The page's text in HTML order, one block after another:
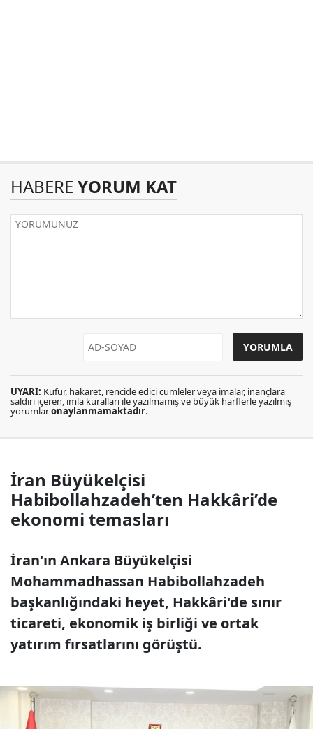
HABERE YORUM KAT
UYARI: Küfür, hakaret, rencide edici cümleler veya imalar, inançlara
saldırı içeren, imla kuralları ile yazılmamış ve büyük harflerle yazılmış
yorumlaronaylanmamaktadır.
İran Büyükelçisi
Habibollahzadeh’ten Hakkâri’de
ekonomi temasları
İran'ın Ankara Büyükelçisi
Mohammadhassan Habibollahzadeh
başkanlığındaki heyet, Hakkâri'de sınır
ticareti, ekonomik iş birliği ve ortak
yatırım fırsatlarını görüştü.